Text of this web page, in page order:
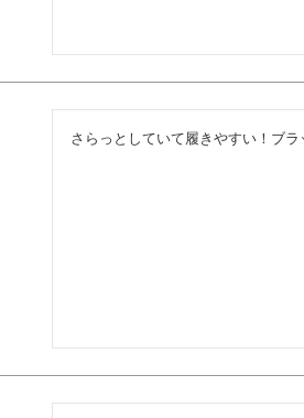
さらっとしていて履きやすい！ブ